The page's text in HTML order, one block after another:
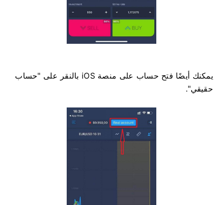
يمكنك أيضًا فتح حساب على منصة iOS بالنقر على "حساب
حقيقي".